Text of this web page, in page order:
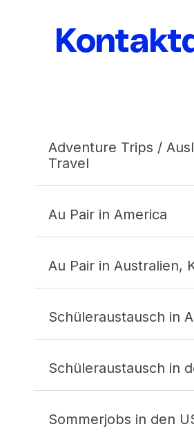
Adventure Trips /
Travel
travel@aifs.de
Au Pair in America
aupairusa@aifs.de
+49 (0) 228 957
Au Pair in Australien,
aupair@aifs.de
+49 (0)228 957
Schüleraustausch in
+49 (0) 228 957
Schüleraustausch in
Sommerjobs in den